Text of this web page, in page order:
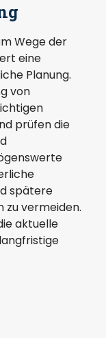
Wege der
eine
Planung.
von
prüfen die
spätere
zu vermeiden.
aktuelle